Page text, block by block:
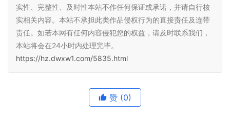
实性、完整性、及时性本站不作任何保证或承诺，并请自行核
实相关内容。本站不承担此类作品侵权行为的直接责任及连带
责任。如若本网有任何内容侵犯您的权益，请及时联系我们，
本站将会在24小时内处理完毕。
https://hz.dwxw1.com/5835.html
赞 (0)